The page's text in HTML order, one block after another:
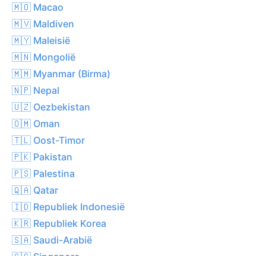
🇲🇴 Macao
🇲🇻 Maldiven
🇲🇾 Maleisië
🇲🇳 Mongolië
🇲🇲 Myanmar (Birma)
🇳🇵 Nepal
🇺🇿 Oezbekistan
🇴🇲 Oman
🇹🇱 Oost-Timor
🇵🇰 Pakistan
🇵🇸 Palestina
🇶🇦 Qatar
🇮🇩 Republiek Indonesië
🇰🇷 Republiek Korea
🇸🇦 Saudi-Arabië